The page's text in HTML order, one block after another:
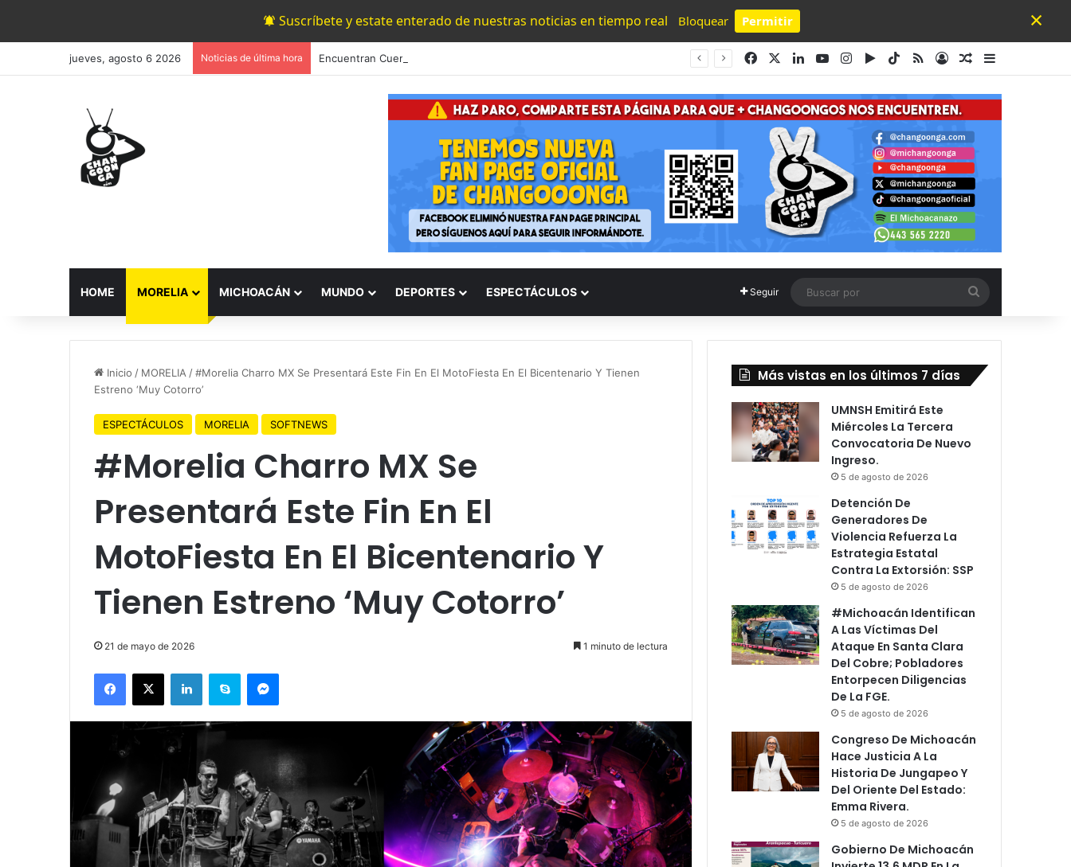
Suscríbete y estate enterado de nuestras noticias en tiempo real Bloquear Permitir
Powered by SendPulse
×
jueves, agosto 6 2026 Noticias de última hora FacebookLinkedInYouTubeInstagram
Google Play
TikTok
RSSAccesoPublicación al
Barra lateral
HOME MORELIA MICHOACÁN MUNDO DEPORTES ESPECTÁCULOS Seguir
por
Inicio / MORELIA /#Morelia Charro MX Se Presentará Este Fin En El MotoFiesta En El Bicentenario Y Tienen
Estreno ‘Muy Cotorro’
ESPECTÁCULOS MORELIA SOFTNEWS
#Morelia Charro MX Se
Presentará Este Fin En El
MotoFiesta En El Bicentenario Y
Tienen Estreno ‘Muy Cotorro’
21 de mayo de 2026 1 minuto de lectura
Facebook
X LinkedInSkype Messenger
Más vistas en los últimos 7 días
UMNSH Emitirá Este
Miércoles La Tercera
Convocatoria De Nuevo
Ingreso.
5 de agosto de 2026
Detención De
Generadores De
Violencia Refuerza La
Estrategia Estatal
Contra La Extorsión: SSP
5 de agosto de 2026
#Michoacán Identifican
A Las Víctimas Del
Ataque En Santa Clara
Del Cobre; Pobladores
Entorpecen Diligencias
De La FGE.
5 de agosto de 2026
Congreso De Michoacán
Hace Justicia A La
Historia De Jungapeo Y
Del Oriente Del Estado:
Emma Rivera.
5 de agosto de 2026
Gobierno De Michoacán